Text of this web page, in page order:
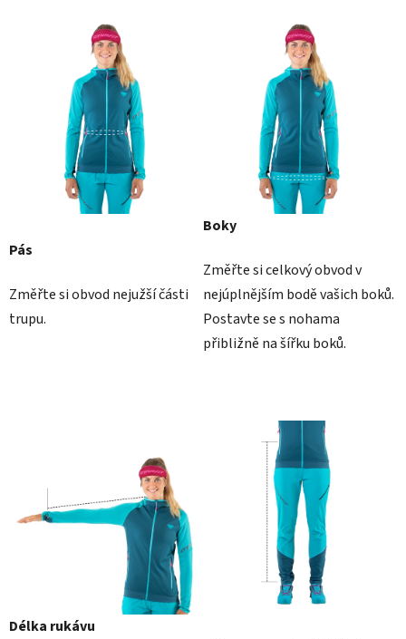
Pás
Změřte si obvod nejužší části
trupu.
Boky
Změřte si celkový obvod v
nejúplnějším bodě vašich boků.
Postavte se s nohama
přibližně na šířku boků.
Délka rukávu